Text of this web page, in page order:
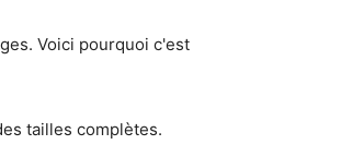
Voici pourquoi c'est
tailles complètes.